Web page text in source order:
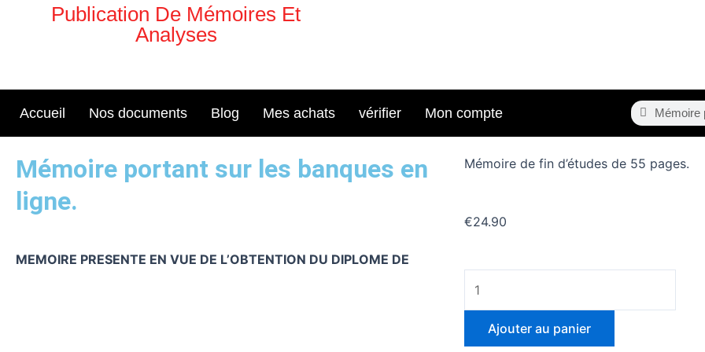
Publication De Mémoires Et
Analyses
Accueil Nos documents Blog Mes achats vérifier Mon compte Search
Search
Mémoire portant sur les banques en
ligne.
MEMOIRE PRESENTE EN VUE DE L’OBTENTION DU DIPLOME DE
Mémoire de fin d’études de 55 pages.
€24.90
de
portant
Ajouter au panier